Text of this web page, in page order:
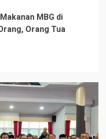
MBG di
Orang Tua